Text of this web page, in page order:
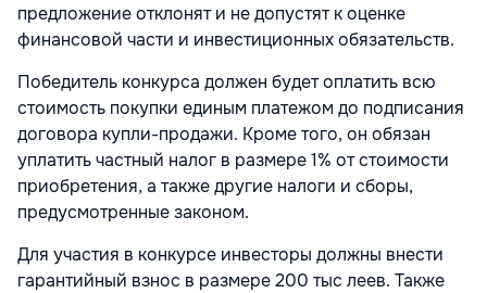
предложение отклонят и не допустят к оценке
финансовой части и инвестиционных обязательств.
Победитель конкурса должен будет оплатить всю
стоимость покупки единым платежом до подписания
договора купли-продажи. Кроме того, он обязан
уплатить частный налог в размере 1% от стоимости
приобретения, а также другие налоги и сборы,
предусмотренные законом.
Для участия в конкурсе инвесторы должны внести
гарантийный взнос в размере 200 тыс леев. Также